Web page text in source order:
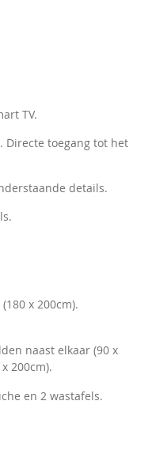
TV.
Directe toegang tot het
details.
x 200cm).
naast elkaar (90 x
200cm).
en 2 wastafels.